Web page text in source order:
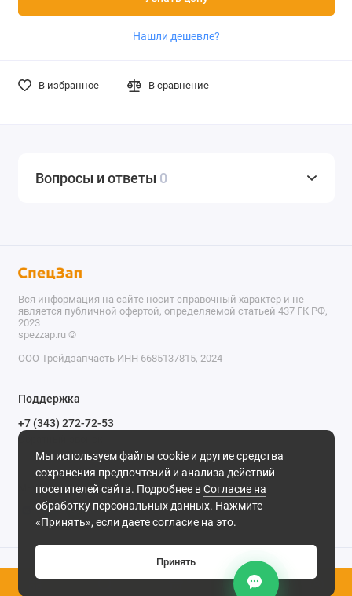
0
Нашли дешевле?
В избранное В сравнение
Вопросы и ответы 0
Мы используем файлы cookie и другие средства
сохранения предпочтений и анализа действий
посетителей сайта. Подробнее вСогласие на
обработку персональных данных. Нажмите
«Принять», если даете согласие на это.
Принять
Вся информация на сайте носит справочный характер и не
является публичной офертой, определяемой статьей 437 ГК РФ,
2023
spezzap.ru ©️
ООО Трейдзапчасть ИНН 6685137815, 2024
Поддержка
+7 (343) 272-72-53
Обратный звонок
620030, г. Екатеринбург, ул. Карьерная, д. 14, оф. 14.
Мы в сети